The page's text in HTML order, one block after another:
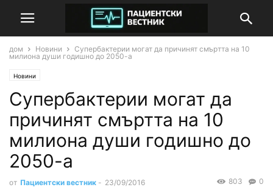
дом Новини
Супербактерии могат да причинят смъртта на 10
милиона души годишно до 2050-а
Новини
Супербактерии могат да
причинят смъртта на 10
милиона души годишно до
2050-а
от Пациентски вестник - 23/09/2016 0
803